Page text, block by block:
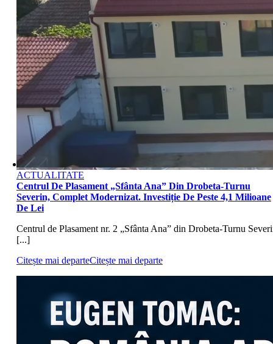
ACTUALITATE
Centrul De Plasament „Sfânta Ana” Din Drobeta-Turnu
Severin, Complet Modernizat. Investiție De Peste 4,1 Milioane
De Lei
Centrul de Plasament nr. 2 „Sfânta Ana” din Drobeta-Turnu
[...]
Citește mai departeCitește mai departe